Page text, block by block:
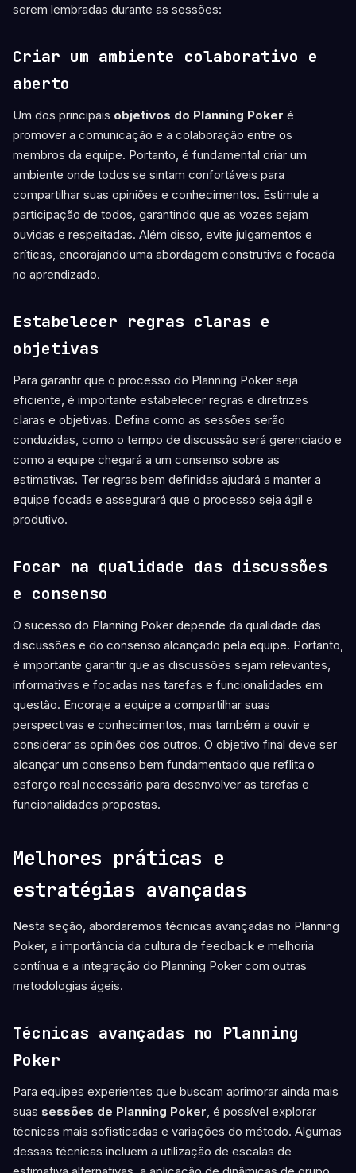
serem lembradas durante as sessões:
Criar um ambiente colaborativo e
aberto
Um dos principais objetivos do Planning Poker é
promover a comunicação e a colaboração entre os
membros da equipe. Portanto, é fundamental criar um
ambiente onde todos se sintam confortáveis para
compartilhar suas opiniões e conhecimentos. Estimule a
participação de todos, garantindo que as vozes sejam
ouvidas e respeitadas. Além disso, evite julgamentos e
críticas, encorajando uma abordagem construtiva e focada
no aprendizado.
Estabelecer regras claras e
objetivas
Para garantir que o processo do Planning Poker seja
eficiente, é importante estabelecer regras e diretrizes
claras e objetivas. Defina como as sessões serão
conduzidas, como o tempo de discussão será gerenciado e
como a equipe chegará a um consenso sobre as
estimativas. Ter regras bem definidas ajudará a manter a
equipe focada e assegurará que o processo seja ágil e
produtivo.
Focar na qualidade das discussões
e consenso
O sucesso do Planning Poker depende da qualidade das
discussões e do consenso alcançado pela equipe. Portanto,
é importante garantir que as discussões sejam relevantes,
informativas e focadas nas tarefas e funcionalidades em
questão. Encoraje a equipe a compartilhar suas
perspectivas e conhecimentos, mas também a ouvir e
considerar as opiniões dos outros. O objetivo final deve ser
alcançar um consenso bem fundamentado que reflita o
esforço real necessário para desenvolver as tarefas e
funcionalidades propostas.
Melhores práticas e
estratégias avançadas
Nesta seção, abordaremos técnicas avançadas no Planning
Poker, a importância da cultura de feedback e melhoria
contínua e a integração do Planning Poker com outras
metodologias ágeis.
Técnicas avançadas no Planning
Poker
Para equipes experientes que buscam aprimorar ainda mais
suas sessões de Planning Poker , é possível explorar
técnicas mais sofisticadas e variações do método. Algumas
dessas técnicas incluem a utilização de escalas de